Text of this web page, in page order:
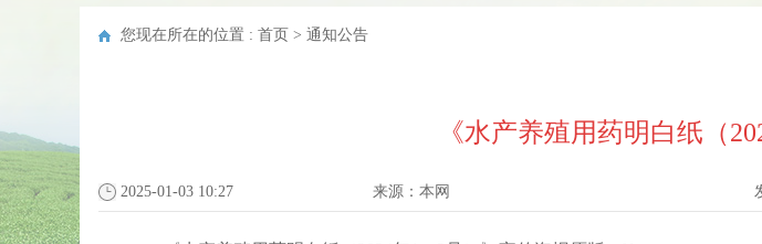
您现在所在的位置 : 首页 > 通知公告
《水产养殖用药明白纸（
2025-01-03 10:27 来源： 本网